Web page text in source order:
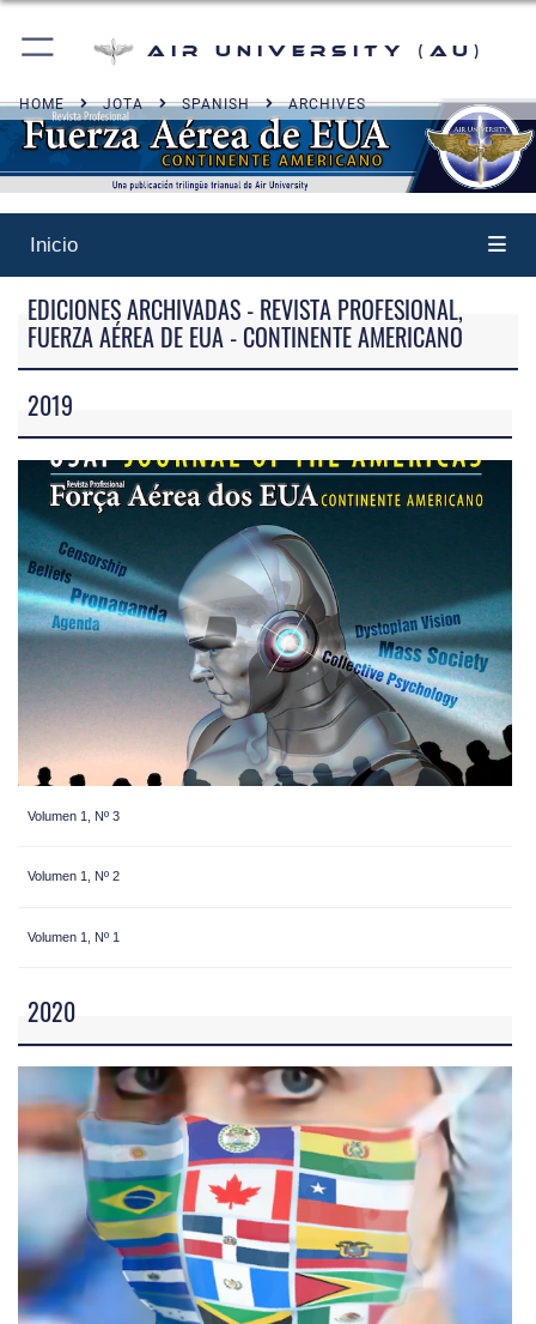
Air University (AU)
HOME JOTA SPANISH ARCHIVES
Inicio
EDICIONES ARCHIVADAS - REVISTA PROFESIONAL,
FUERZA AÉREA DE EUA - CONTINENTE AMERICANO
2019
Volumen 1, Nº 3
Volumen 1, Nº 2
Volumen 1, Nº 1
2020